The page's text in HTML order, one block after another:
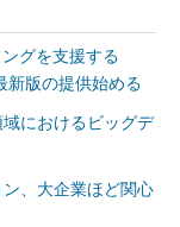
グを支援する
新版の提供始める
におけるビッグデ
、大企業ほど関心